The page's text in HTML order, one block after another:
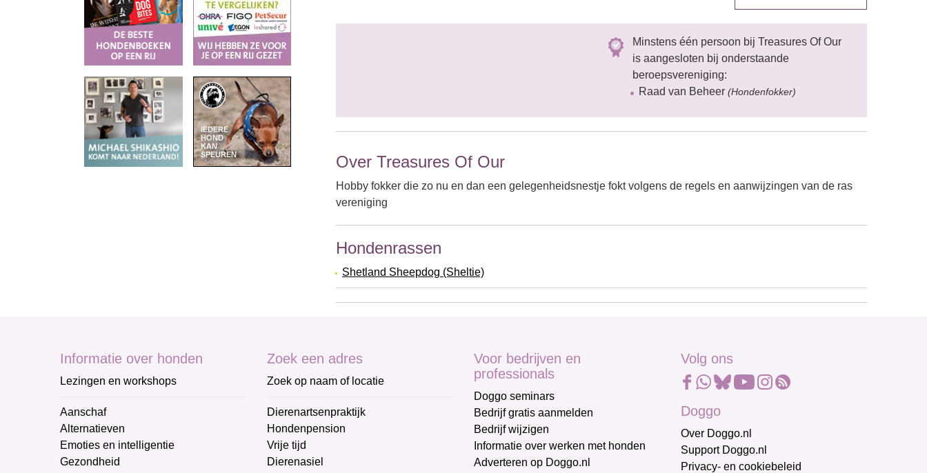
Minstens één persoon bij Treasures Of Our
is aangesloten bij onderstaande
beroepsvereniging:
Raad van Beheer (Hondenfokker)
Over Treasures Of Our
Hobby fokker die zo nu en dan een gelegenheidsnestje fokt volgens de regels en aanwijzingen van de ras
vereniging
Hondenrassen
Shetland Sheepdog (Sheltie)
Informatie over honden
Lezingen en workshops
Aanschaf
Alternatieven
Emoties en intelligentie
Gezondheid
Zoek een adres
Zoek op naam of locatie
Dierenartsenpraktijk
Hondenpension
Vrije tijd
Dierenasiel
Voor bedrijven en
professionals
Doggo seminars
Bedrijf gratis aanmelden
Bedrijf wijzigen
Informatie over werken met honden
Adverteren op Doggo.nl
Volg ons
Doggo
Over Doggo.nl
Support Doggo.nl
Privacy- en cookiebeleid